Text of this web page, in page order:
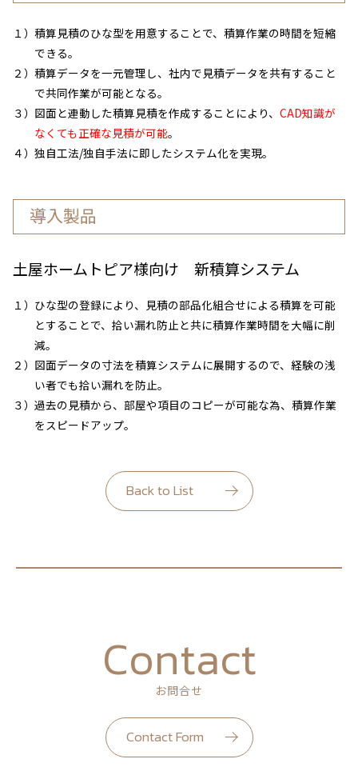
１）積算見積のひな型を用意することで、積算作業の時間を短縮
できる。
２）積算データを一元管理し、社内で見積データを共有すること
で共同作業が可能となる。
３） 図面と連動した積算見積を作成することにより、 CAD知識が
なくても正確な見積が可能。
４）独自工法/独自手法に即したシステム化を実現。
導入製品
土屋ホームトピア様向け 新積算システム
１） ひな型の登録により、見積の部品化組合せによる積算を可能
とすることで、拾い漏れ防止と共に積算作業時間を大幅に削
減。
２） 図面データの寸法を積算システムに展開するので、経験の浅
い者でも拾い漏れを防止。
３）過去の見積から、部屋や項目のコピーが可能な為、積算作業
をスピードアップ。
Back to List
Contact
お問合せ
Contact Form